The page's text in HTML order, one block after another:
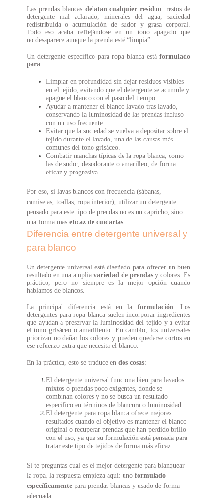
Las prendas blancas delatan cualquier residuo: restos de
detergente mal aclarado, minerales del agua, suciedad
redistribuida o acumulación de sudor y grasa corporal.
Todo eso acaba reflejándose en un tono apagado que
no desaparece aunque la prenda esté “limpia”.
Un detergente específico para ropa blanca estáformulado
para:
Limpiar en profundidad sin dejar residuos visibles
en el tejido, evitando que el detergente se acumule y
apague el blanco con el paso del tiempo.
Ayudar a mantener el blanco lavado tras lavado,
conservando la luminosidad de las prendas incluso
con un uso frecuente.
Evitar que la suciedad se vuelva a depositar sobre el
tejido durante el lavado, una de las causas más
comunes del tono grisáceo.
Combatir manchas típicas de la ropa blanca, como
las de sudor, desodorante o amarilleo, de forma
eficaz y progresiva.
Por eso, si lavas blancos con frecuencia (sábanas,
camisetas, toallas, ropa interior), utilizar un detergente
pensado para este tipo de prendas no es un capricho, sino
una forma más eficaz de cuidarlas.
Diferencia entre detergente universal y
para blanco
Un detergente universal está diseñado para ofrecer un buen
resultado en una amplia variedad de prendas y colores. Es
práctico, pero no siempre es la mejor opción cuando
hablamos de blancos.
La principal diferencia está en la formulación. Los
detergentes pararopa blanca suelen incorporar ingredientes
que ayudan a preservar la luminosidad del tejido y a evitar
el tono grisáceo o amarillento. En cambio, los universales
priorizan no dañar los colores y pueden quedarse cortos en
ese refuerzo extra que necesita el blanco.
En la práctica, esto se traduce en dos cosas:
El detergente universal funciona bien para lavados
mixtos o prendas poco exigentes, donde se
combinan colores y no se busca un resultado
específico en términos de blancura o luminosidad.
El detergente para ropa blanca ofrece mejores
resultados cuando el objetivo es mantener el blanco
original o recuperar prendas que han perdido brillo
con el uso, ya que su formulación está pensada para
tratar este tipo de tejidos de forma más eficaz.
Si te preguntas cuál es el mejor detergente para blanquear
la ropa, la respuesta empieza aquí: unoformulado
específicamente para prendas blancas y usado de forma
adecuada.